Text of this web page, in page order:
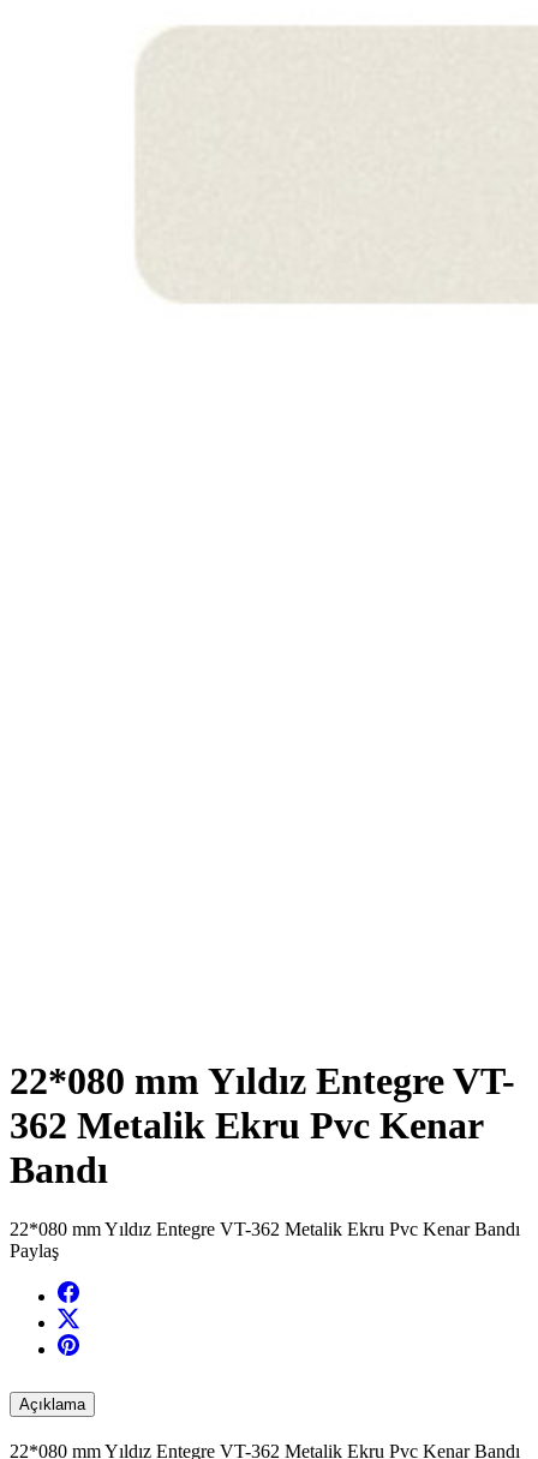
22*080 mm Yıldız Entegre VT-
362 Metalik Ekru Pvc Kenar
Bandı
22*080 mm Yıldız Entegre VT-362 Metalik Ekru Pvc Kenar Bandı
Paylaş
Açıklama
22*080 mm Yıldız Entegre VT-362 Metalik Ekru Pvc Kenar Bandı